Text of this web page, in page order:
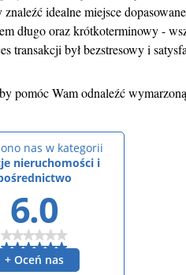
idealne miejsce
długo oraz krótkoterminowy -
transakcji był bezstresowy i
pomóc Wam odnaleźć